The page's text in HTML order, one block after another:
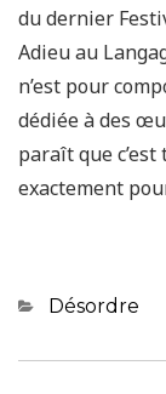
du dernier
Adieu au
n’est pour
dédiée à des
paraît que
exactement
Categories
Désordre